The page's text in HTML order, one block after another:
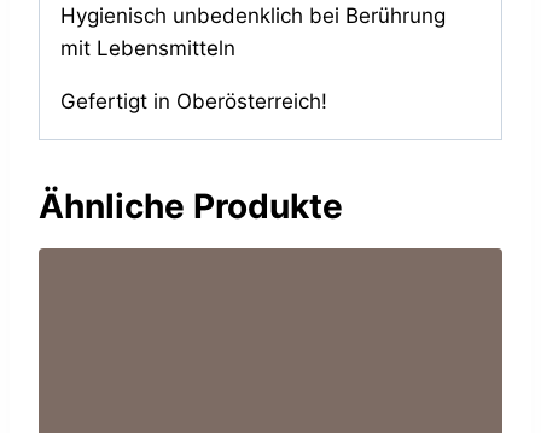
Hygienisch unbedenklich bei Berührung
mit Lebensmitteln
Gefertigt in Oberösterreich!
Ähnliche Produkte